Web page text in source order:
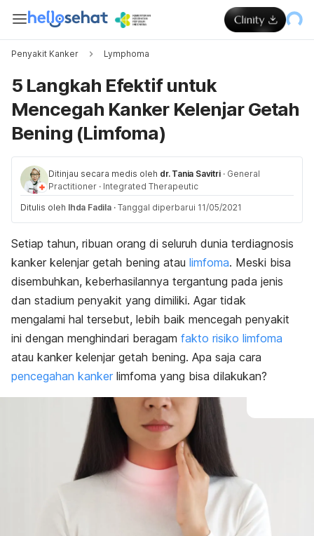
Penyakit Kanker Lymphoma
5 Langkah Efektif untuk
Mencegah Kanker Kelenjar Getah
Bening (Limfoma)
Ditinjau secara medis oleh dr. Tania Savitri · General
Practitioner · Integrated Therapeutic
Ditulis oleh Ihda Fadila · Tanggal diperbarui 11/05/2021
Setiap tahun, ribuan orang di seluruh dunia terdiagnosis
kanker kelenjar getah bening atau limfoma. Meski bisa
disembuhkan, keberhasilannya tergantung pada jenis
dan stadium penyakit yang dimiliki. Agar tidak
mengalami hal tersebut, lebih baik mencegah penyakit
ini dengan menghindari beragam fakto risiko limfoma
atau kanker kelenjar getah bening. Apa saja cara
pencegahan kanker limfoma yang bisa dilakukan?